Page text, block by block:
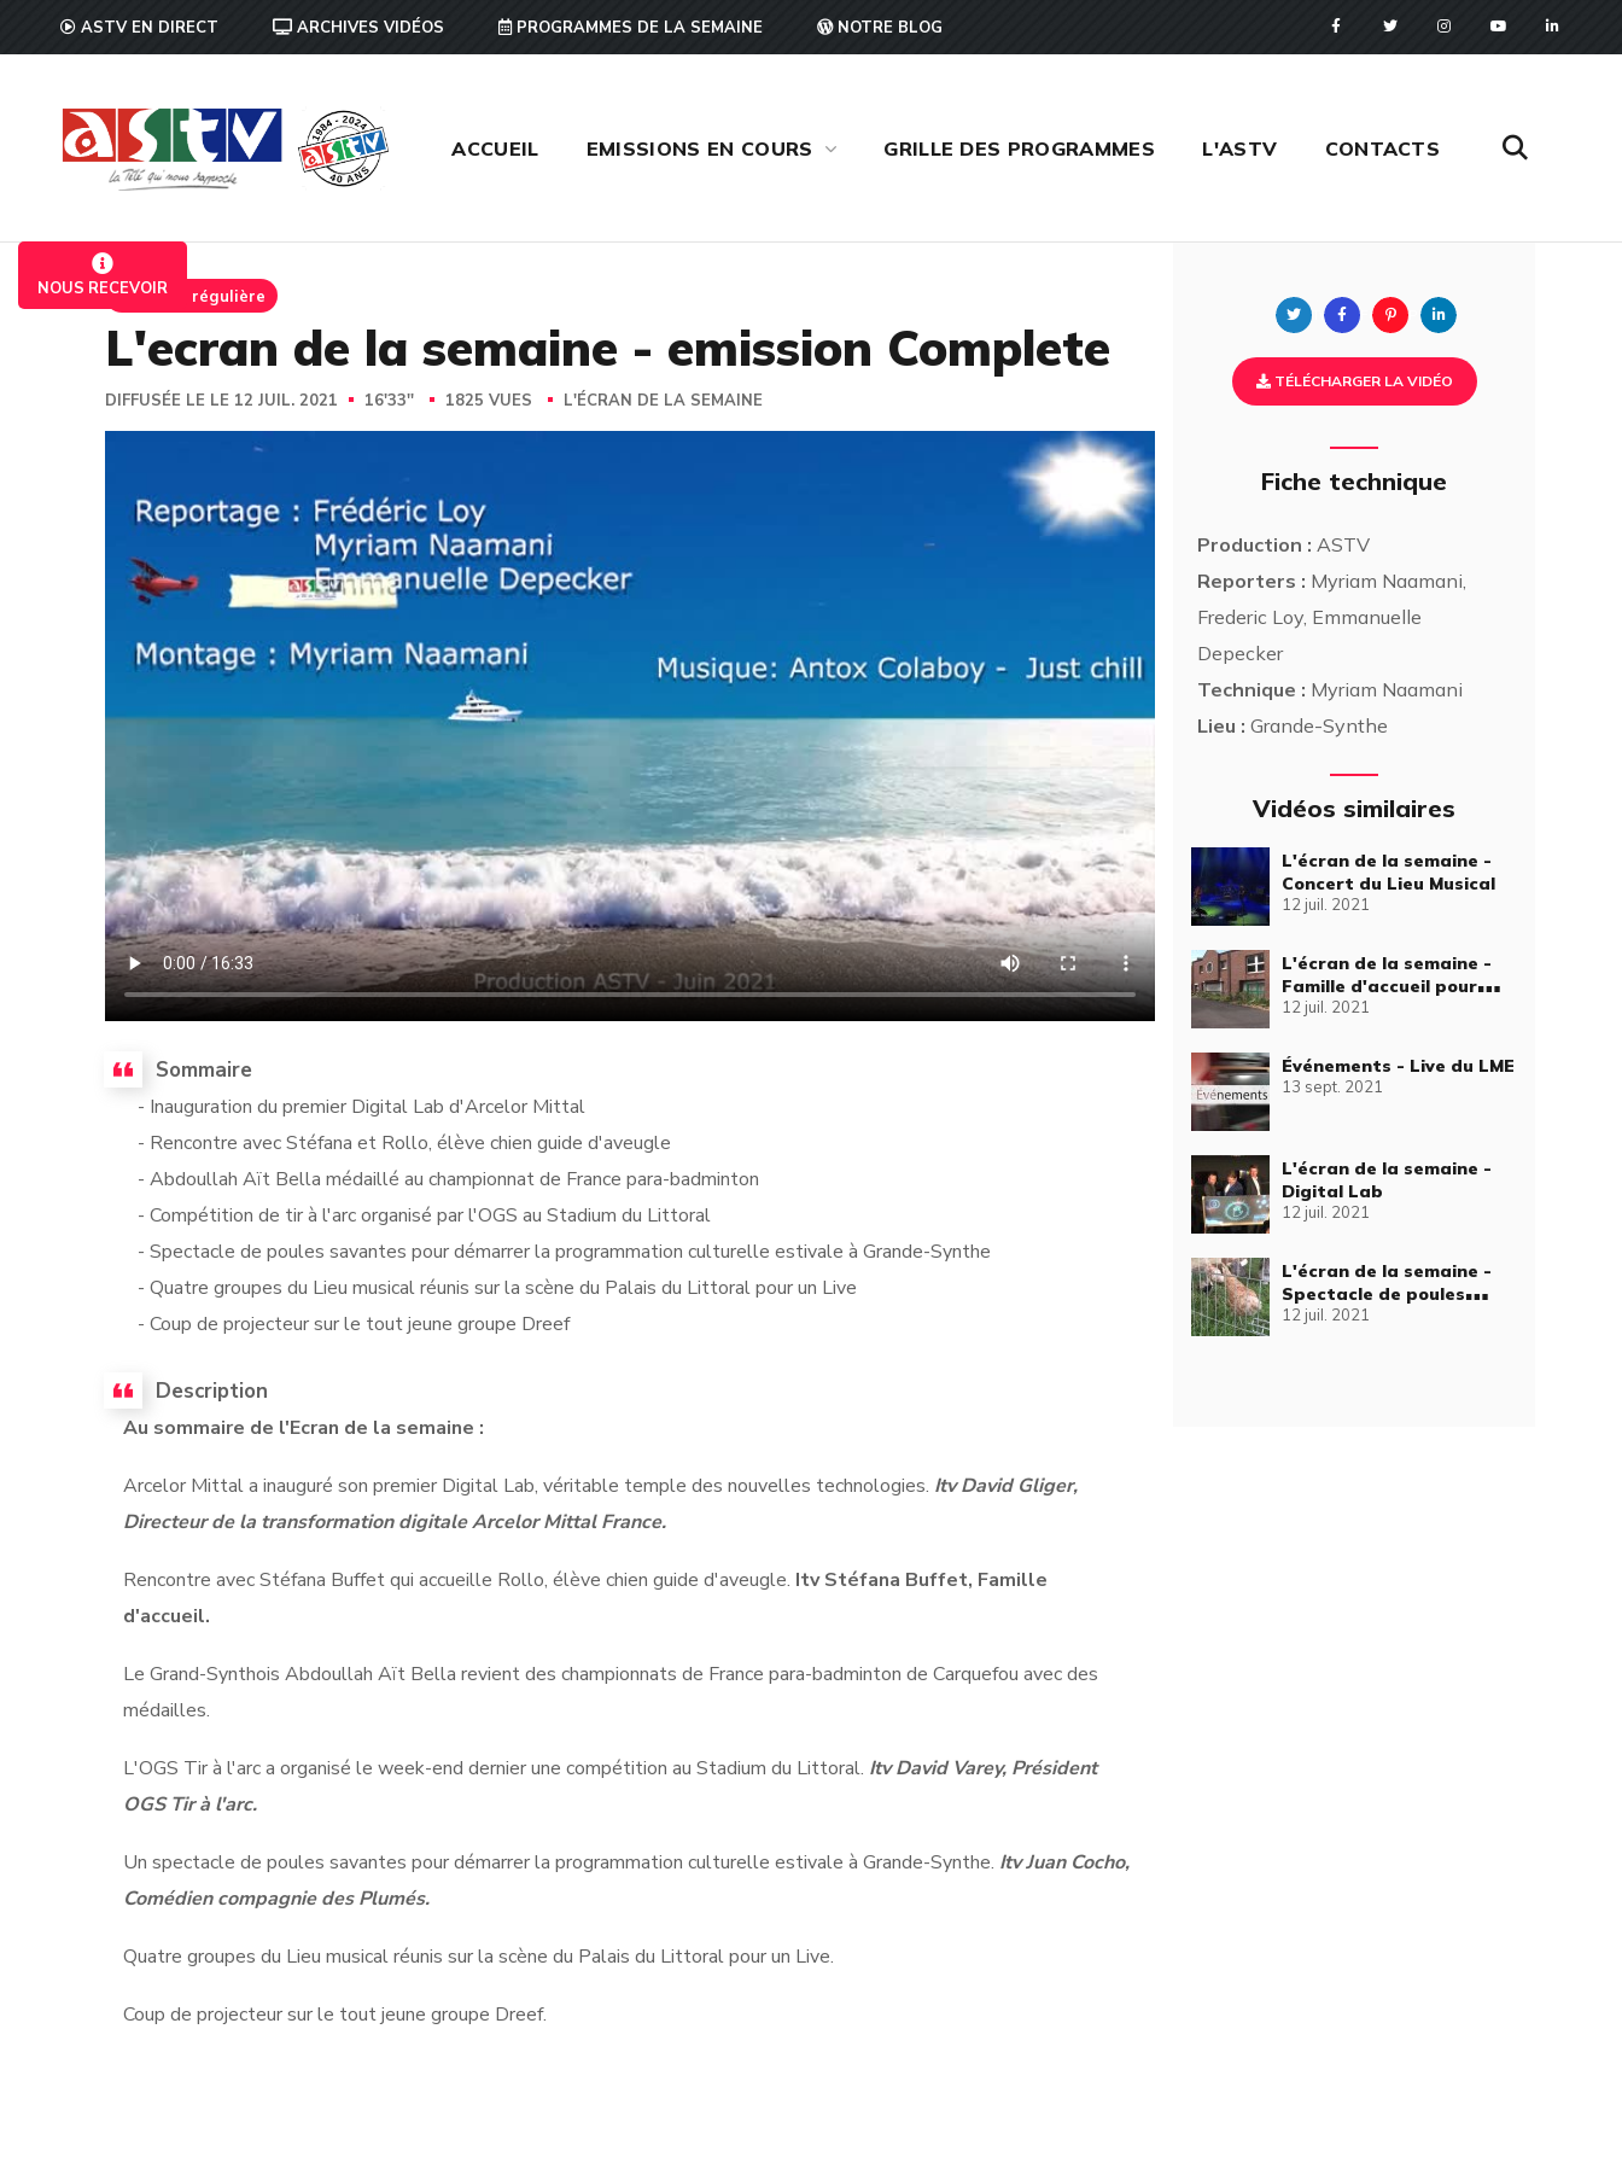
ASTV EN DIRECT ARCHIVES VIDÉOS PROGRAMMES DE LA SEMAINE NOTRE BLOG
ACCUEIL EMISSIONS EN COURS GRILLE DES PROGRAMMES L'ASTV CONTACTS
NOUS RECEVOIREmission régulière
L'ecran de la semaine - emission Complete
DIFFUSÉE LE LE 12 JUIL. 2021 16'33'' 1825 VUES L'ÉCRAN DE LA SEMAINE
Sommaire
- Inauguration du premier Digital Lab d'Arcelor Mittal
- Rencontre avec Stéfana et Rollo, élève chien guide d'aveugle
- Abdoullah Aït Bella médaillé au championnat de France para-badminton
- Compétition de tir à l'arc organisé par l'OGS au Stadium du Littoral
- Spectacle de poules savantes pour démarrer la programmation culturelle estivale à Grande-Synthe
- Quatre groupes du Lieu musical réunis sur la scène du Palais du Littoral pour un Live
- Coup de projecteur sur le tout jeune groupe Dreef
Description
Au sommaire de l'Ecran de la semaine :
Arcelor Mittal a inauguré son premier Digital Lab, véritable temple des nouvelles technologies. Itv David Gliger,
Directeur de la transformation digitale Arcelor Mittal France.
Rencontre avec Stéfana Buffet qui accueille Rollo, élève chien guide d'aveugle. Itv Stéfana Buffet, Famille
d'accueil.
Le Grand-Synthois Abdoullah Aït Bella revient des championnats de France para-badminton de Carquefou avec des
médailles.
L'OGS Tir à l'arc a organisé le week-end dernier une compétition au Stadium du Littoral. Itv David Varey, Président
OGS Tir à l'arc.
Un spectacle de poules savantes pour démarrer la programmation culturelle estivale à Grande-Synthe. Itv Juan Cocho,
Comédien compagnie des Plumés.
Quatre groupes du Lieu musical réunis sur la scène du Palais du Littoral pour un Live.
Coup de projecteur sur le tout jeune groupe Dreef.
Twitter FacebookPinterest
TÉLÉCHARGER LA VIDÉO
Fiche technique
Production : ASTV
Reporters : Myriam Naamani,
Frederic Loy, Emmanuelle
Depecker
Technique : Myriam Naamani
Lieu : Grande-Synthe
Vidéos similaires
L'écran de la semaine -
Concert du Lieu Musical
12 juil. 2021
L'écran de la semaine -
Famille d'accueil pour
élève chien guide
12 juil. 2021
Événements - Live du LME
13 sept. 2021
L'écran de la semaine -
Digital Lab
12 juil. 2021
L'écran de la semaine -
Spectacle de poules
savantes
12 juil. 2021